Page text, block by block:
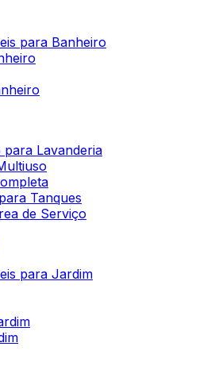
para Banheiro
Lavanderia
Tanques
de Serviço
para Jardim